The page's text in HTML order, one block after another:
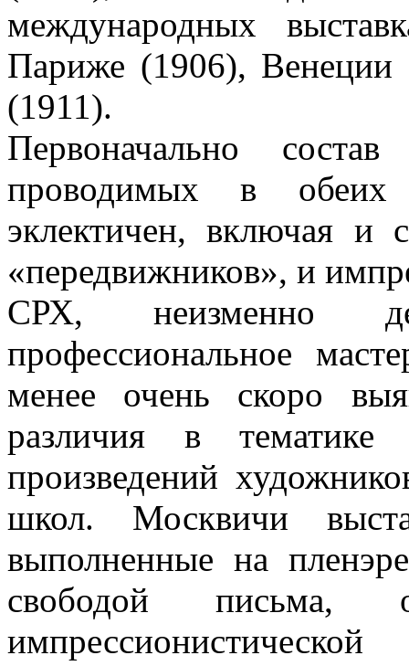
международных
Париже (1906),
(1911).
Первоначально
проводимых в обеих
эклектичен, включая и
«передвижников», и
СРХ, неизменно
профессиональное
менее очень скоро
различия в тематике
произведений
школ. Москвичи
выполненные на
свободой письма,